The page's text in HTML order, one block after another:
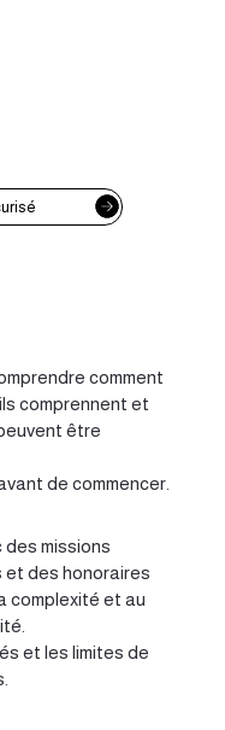
comment
comprennent et
être
de commencer.
missions
des honoraires
complexité et au
et les limites de